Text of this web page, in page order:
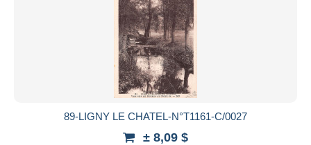
89-LIGNY LE CHATEL-N°T1161-C/0027
± 8,09 $